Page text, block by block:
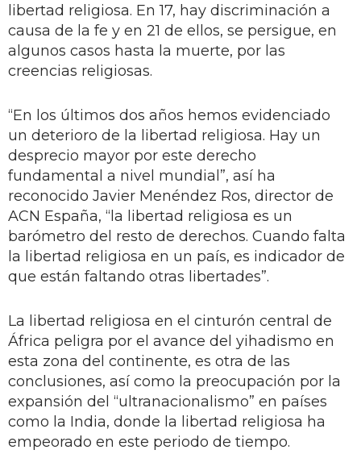
libertad religiosa. En 17, hay discriminación a
causa de la fe y en 21 de ellos, se persigue, en
algunos casos hasta la muerte, por las
creencias religiosas.
“En los últimos dos años hemos evidenciado
un deterioro de la libertad religiosa. Hay un
desprecio mayor por este derecho
fundamental a nivel mundial”, así ha
reconocido Javier Menéndez Ros, director de
ACN España, “la libertad religiosa es un
barómetro del resto de derechos. Cuando falta
la libertad religiosa en un país, es indicador de
que están faltando otras libertades”.
La libertad religiosa en el cinturón central de
África peligra por el avance del yihadismo en
esta zona del continente, es otra de las
conclusiones, así como la preocupación por la
expansión del “ultranacionalismo” en países
como la India, donde la libertad religiosa ha
empeorado en este periodo de tiempo.